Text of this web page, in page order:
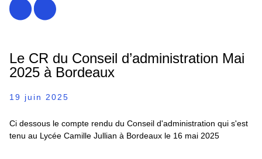
Le CR du Conseil d’administration Mai
2025 à Bordeaux
19 juin 2025
Ci dessous le compte rendu du Conseil d'administration qui s'est
tenu au Lycée Camille Jullian à Bordeaux le 16 mai 2025